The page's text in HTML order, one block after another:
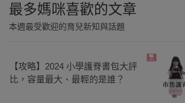
最多媽咪喜歡的文章
本週最受歡迎的育兒新知與話題
【攻略】2024 小學護脊書包大評
比，容量最大、最輕的是誰？